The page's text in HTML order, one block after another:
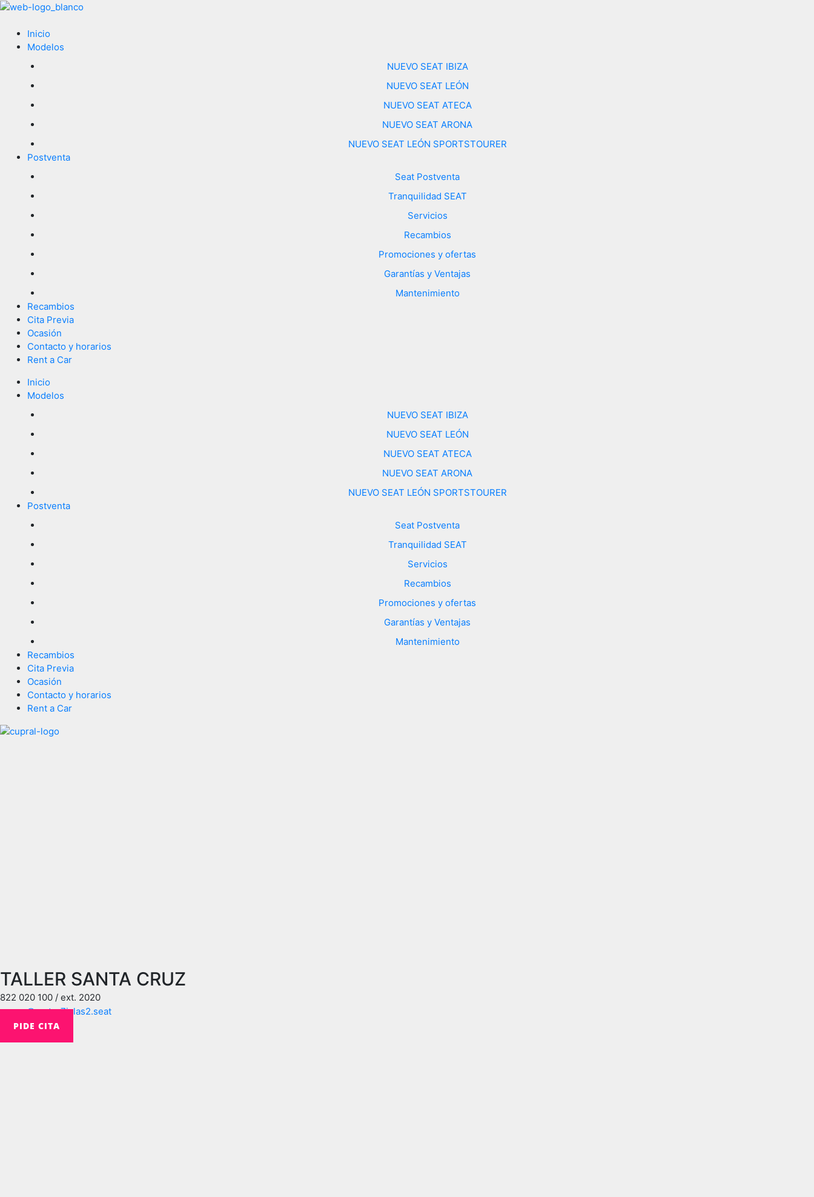
Ir
contenido
Inicio
Modelos
NUEVO SEAT IBIZA
NUEVO SEAT LEÓN
NUEVO SEAT ATECA
NUEVO SEAT ARONA
NUEVO SEAT LEÓN SPORTSTOURER
Postventa
Seat Postventa
Tranquilidad SEAT
Servicios
Recambios
Promociones y ofertas
Garantías y Ventajas
Mantenimiento
Recambios
Cita Previa
Ocasión
Contacto y horarios
Rent a Car
Inicio
Modelos
NUEVO SEAT IBIZA
NUEVO SEAT LEÓN
NUEVO SEAT ATECA
NUEVO SEAT ARONA
NUEVO SEAT LEÓN SPORTSTOURER
Postventa
Seat Postventa
Tranquilidad SEAT
Servicios
Recambios
Promociones y ofertas
Garantías y Ventajas
Mantenimiento
Recambios
Cita Previa
Ocasión
Contacto y horarios
Rent a Car
TALLER SANTA CRUZ
822 020 100 / ext. 2020
crmpv@motor7islas2.seat
PIDE CITA